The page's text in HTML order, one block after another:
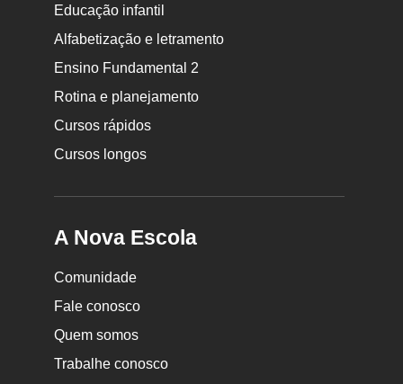
Educação infantil
Alfabetização e letramento
Ensino Fundamental 2
Rotina e planejamento
Cursos rápidos
Cursos longos
A Nova Escola
Comunidade
Fale conosco
Quem somos
Trabalhe conosco